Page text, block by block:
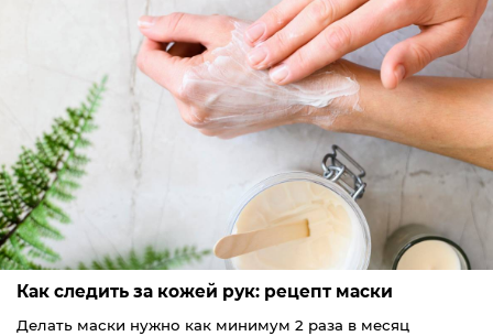
Как следить за кожей рук: рецепт маски
Делать маски нужно как минимум 2 раза в месяц